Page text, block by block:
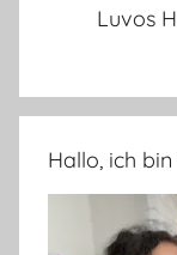
Luvos
Hallo, ich